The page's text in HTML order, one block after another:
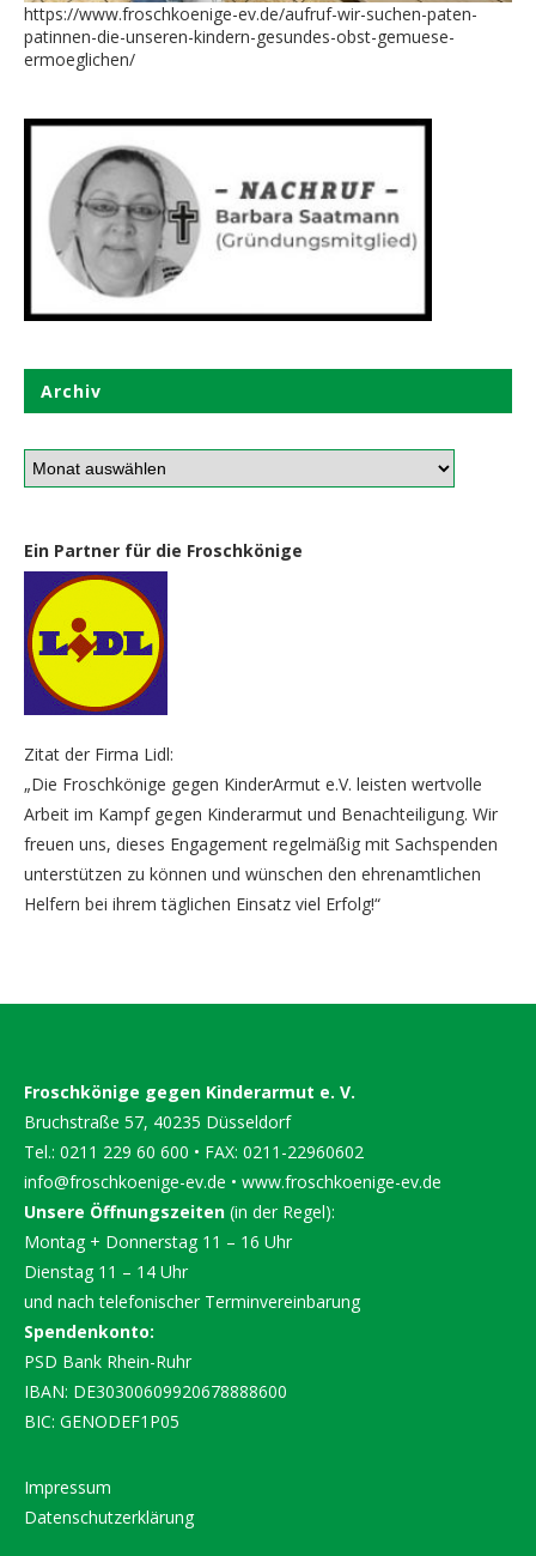
https://www.froschkoenige-ev.de/aufruf-wir-suchen-paten-
patinnen-die-unseren-kindern-gesundes-obst-gemuese-
ermoeglichen/
Archiv
Ein Partner für die Froschkönige
Zitat der Firma Lidl:
„Die Froschkönige gegen KinderArmut e.V. leisten wertvolle
Arbeit im Kampf gegen Kinderarmut und Benachteiligung. Wir
freuen uns, dieses Engagement regelmäßig mit Sachspenden
unterstützen zu können und wünschen den ehrenamtlichen
Helfern bei ihrem täglichen Einsatz viel Erfolg!“
Froschkönige gegen Kinderarmut e. V.
Bruchstraße 57, 40235 Düsseldorf
Tel.: 0211 229 60 600 • FAX: 0211-22960602
info@froschkoenige-ev.de • www.froschkoenige-ev.de
Unsere Öffnungszeiten (in der Regel):
Montag + Donnerstag 11 – 16 Uhr
Dienstag 11 – 14 Uhr
und nach telefonischer Terminvereinbarung
Spendenkonto:
PSD Bank Rhein-Ruhr
IBAN: DE30300609920678888600
BIC: GENODEF1P05
Impressum
Datenschutzerklärung